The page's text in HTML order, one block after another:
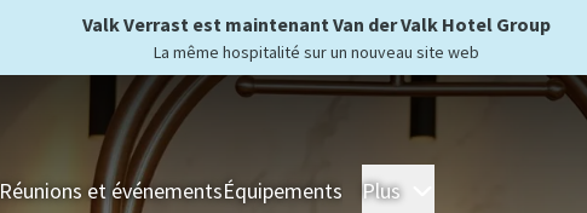
Valk Verrast est maintenant Van der Valk Hotel Group
La même hospitalité sur un nouveau site web
Réunions et événementsÉquipements Plus